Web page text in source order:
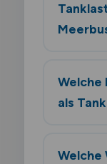
Welche
als
Welche